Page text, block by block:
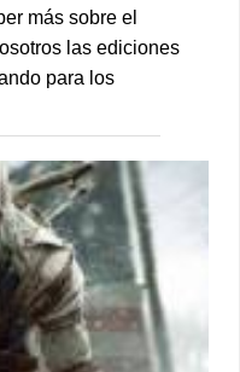
más sobre el
las ediciones
para los